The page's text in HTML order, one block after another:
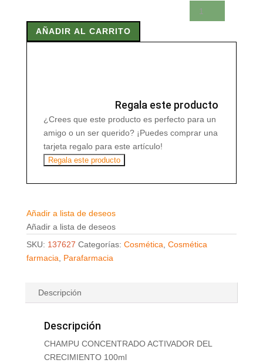
CONCENTRADO
ACTIVADOR
AÑADIR AL CARRITO
Regala este producto
¿Crees que este producto es perfecto para un
amigo o un ser querido? ¡Puedes comprar una
tarjeta regalo para este artículo!
Regala este producto
Añadir a lista de deseos
Añadir a lista de deseos
SKU: 137627 Categorías: Cosmética, Cosmética
farmacia, Parafarmacia
Descripción
Descripción
CHAMPU CONCENTRADO ACTIVADOR DEL
CRECIMIENTO 100ml